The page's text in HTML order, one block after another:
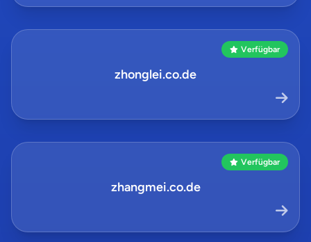
Verfügbar
zhonglei.co.de
Verfügbar
zhangmei.co.de